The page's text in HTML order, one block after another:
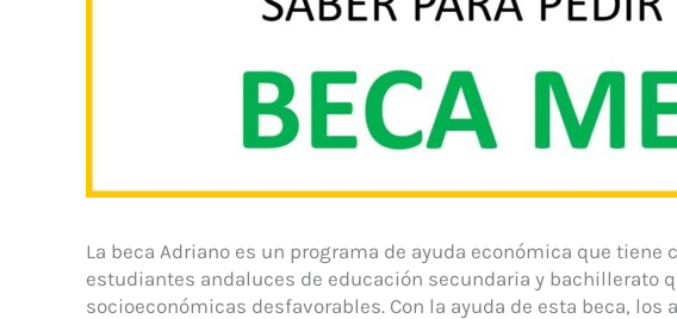
La beca Adriano es un programa de ayuda económica que tiene
estudiantes andaluces de educación secundaria y bachillerato
socioeconómicas desfavorables. Con la ayuda de esta beca,